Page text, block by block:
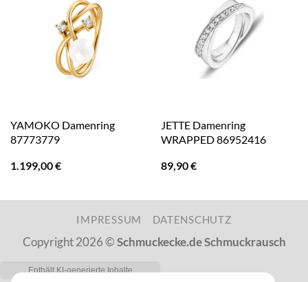
YAMOKO Damenring
87773779
1.199,00€
JETTE Damenring
WRAPPED 86952416
89,90€
IMPRESSUM DATENSCHUTZ
Copyright 2026 ©Schmuckecke.de Schmuckrausch